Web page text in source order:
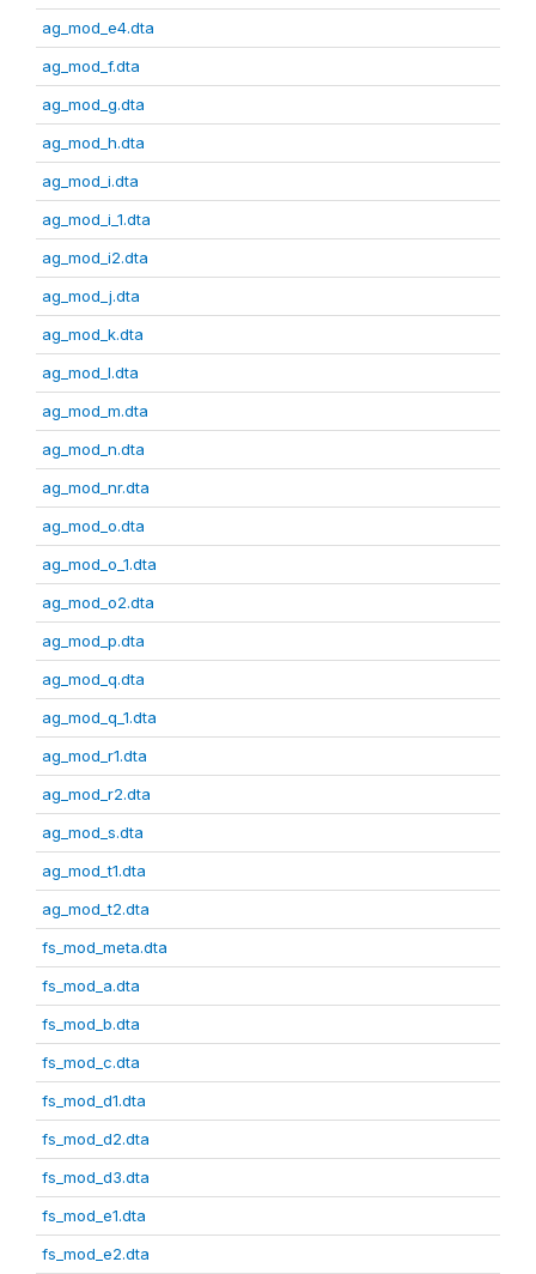
ag_mod_e4.dta
ag_mod_f.dta
ag_mod_g.dta
ag_mod_h.dta
ag_mod_i.dta
ag_mod_i_1.dta
ag_mod_i2.dta
ag_mod_j.dta
ag_mod_k.dta
ag_mod_l.dta
ag_mod_m.dta
ag_mod_n.dta
ag_mod_nr.dta
ag_mod_o.dta
ag_mod_o_1.dta
ag_mod_o2.dta
ag_mod_p.dta
ag_mod_q.dta
ag_mod_q_1.dta
ag_mod_r1.dta
ag_mod_r2.dta
ag_mod_s.dta
ag_mod_t1.dta
ag_mod_t2.dta
fs_mod_meta.dta
fs_mod_a.dta
fs_mod_b.dta
fs_mod_c.dta
fs_mod_d1.dta
fs_mod_d2.dta
fs_mod_d3.dta
fs_mod_e1.dta
fs_mod_e2.dta